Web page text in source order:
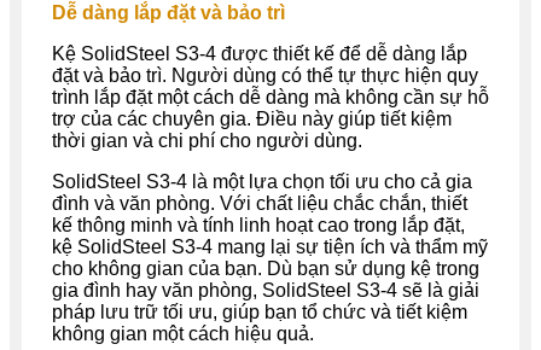
Dễ dàng lắp đặt và bảo trì
Kệ SolidSteel S3-4 được thiết kế để dễ dàng lắp
đặt và bảo trì. Người dùng có thể tự thực hiện quy
trình lắp đặt một cách dễ dàng mà không cần sự hỗ
trợ của các chuyên gia. Điều này giúp tiết kiệm
thời gian và chi phí cho người dùng.
SolidSteel S3-4 là một lựa chọn tối ưu cho cả gia
đình và văn phòng. Với chất liệu chắc chắn, thiết
kế thông minh và tính linh hoạt cao trong lắp đặt,
kệ SolidSteel S3-4 mang lại sự tiện ích và thẩm mỹ
cho không gian của bạn. Dù bạn sử dụng kệ trong
gia đình hay văn phòng, SolidSteel S3-4 sẽ là giải
pháp lưu trữ tối ưu, giúp bạn tổ chức và tiết kiệm
không gian một cách hiệu quả.